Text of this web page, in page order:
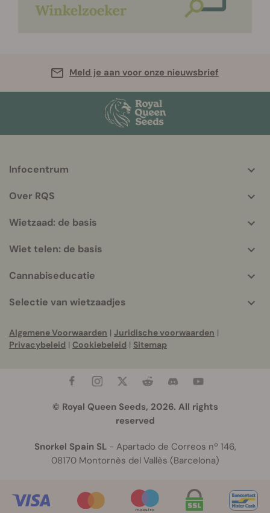
Meld je aan voor onze nieuwsbrief
info
Infocentrum
Over RQS
Wietzaad: de basis
Wiet telen: de basis
Cannabiseducatie
Selectie van wietzaadjes
Algemene Voorwaarden | Juridische voorwaarden |
Privacybeleid | Cookiebeleid | Sitemap
© Royal Queen Seeds, 2026. All rights
reserved
Snorkel Spain SL- Apartado de Correos nº 146,
08170 Montornès del Vallès (Barcelona)